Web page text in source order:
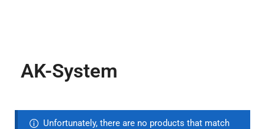
AK-System
Unfortunately, there are no products that match